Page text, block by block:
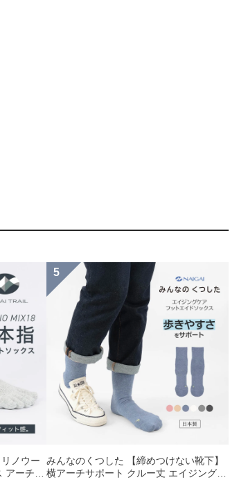
ノウー
アーチフ
みんなのくつした 【締めつけない靴下】
横アーチサポート クルー丈 エイジングケ